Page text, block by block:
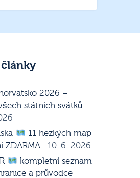
2026 –
státních svátků
11 hezkých map
ZDARMA
10. 6. 2026
kompletní seznam
a průvodce